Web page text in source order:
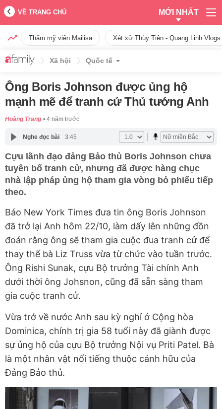
VỀ TRANG CHỦ MỚI NHẤT
Thẩm mỹ viện Mailisa Xét xử Thùy Tiên - Quang Linh
Xã hội Quốc tế
Ông Boris Johnson được ủng hộ
mạnh mẽ để tranh cử Thủ tướng Anh
Hoàng Trang 4 năm trước
Nghe đọc bài 3:45
Cựu lãnh đạo đảng Bảo thủ Boris Johnson chưa
tuyên bố tranh cử, nhưng đã được hàng chục
nhà lập pháp ủng hộ tham gia vòng bỏ phiếu tiếp
theo.
Báo New York Times đưa tin ông Boris Johnson
đã trở lại Anh hôm 22/10, làm dấy lên những đồn
đoán rằng ông sẽ tham gia cuộc đua tranh cử để
thay thế bà Liz Truss vừa từ chức vào tuần trước.
Ông Rishi Sunak, cựu Bộ trưởng Tài chính Anh
dưới thời ông Johsnon, cũng đã sẵn sàng tham
gia cuộc tranh cử.
Vừa trở về nước Anh sau kỳ nghỉ ở Cộng hòa
Dominica, chính trị gia 58 tuổi này đã giành được
sự ủng hộ của cựu Bộ trưởng Nội vụ Priti Patel. Bà
là một nhân vật nổi tiếng thuộc cánh hữu của
Đảng Bảo thủ.